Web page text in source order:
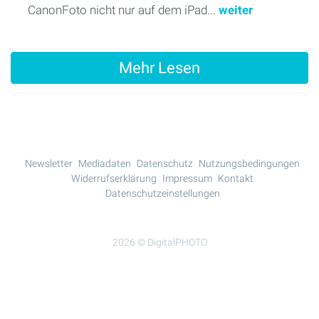
CanonFoto nicht nur auf dem iPad... weiter
Mehr Lesen
2026 © DigitalPHOTO
Newsletter Mediadaten Datenschutz
Nutzungsbedingungen
Widerrufserklärung
Impressum Kontakt
Datenschutzeinstellungen